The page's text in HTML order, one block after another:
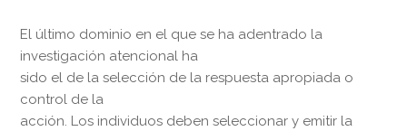
El último dominio en el que se ha adentrado la
investigación atencional ha
sido el de la selección de la respuesta apropiada o
control de la
acción. Los individuos deben seleccionar y emitir la